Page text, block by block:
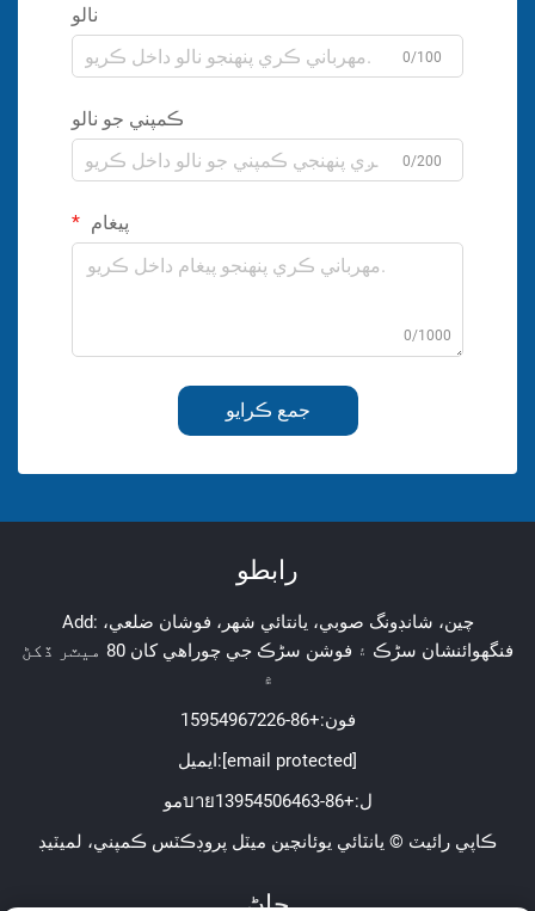
نالو
0/100
ڪمپني جو نالو
0/200
پيغام
0/1000
جمع ڪرايو
رابطو
Add: چين، شانڊونگ صوبي، يانتائي شهر، فوشان ضلعي،
فنگهوائنشان سڑڪ ۽ فوشن سڑڪ جي چوراھي کان 80 ميٽر ڏکڻ
۾
فون:+86-15954967226
ايميل: [email protected]
موบายل:+86-13954506463
ڪاپي رائيٽ © يانٽائي يوئانچين ميٽل پروڊڪٽس ڪمپني، لميٽيڊ
ڄاڻ